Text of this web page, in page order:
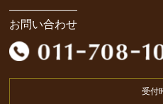
お問い合わせ
受付